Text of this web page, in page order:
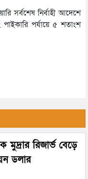
সর্বশেষ নির্বাহী আদেশে
পর্যায়ে ৫ শতাংশ
মুদ্রার রিজার্ভ বেড়ে
ডলার